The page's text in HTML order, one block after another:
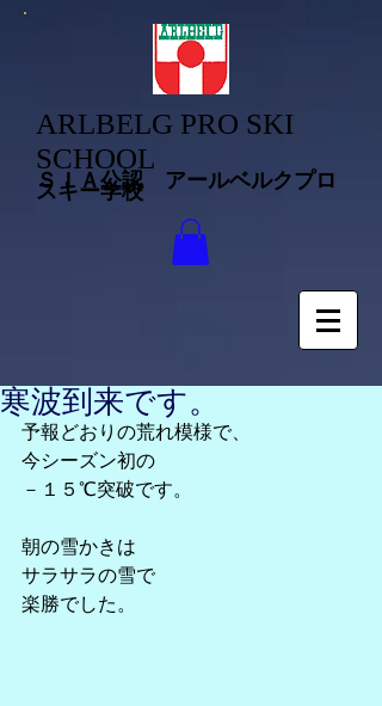
ARLBELG PRO SKI
SCHOOL
ＳＩＡ公認 アールベルクプロ
スキー学校
寒波到来です。
予報どおりの荒れ模様で、
今シーズン初の
－１５℃突破です。
朝の雪かきは
サラサラの雪で
楽勝でした。